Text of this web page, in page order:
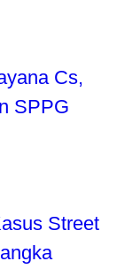
Cs,
SPPG
Street